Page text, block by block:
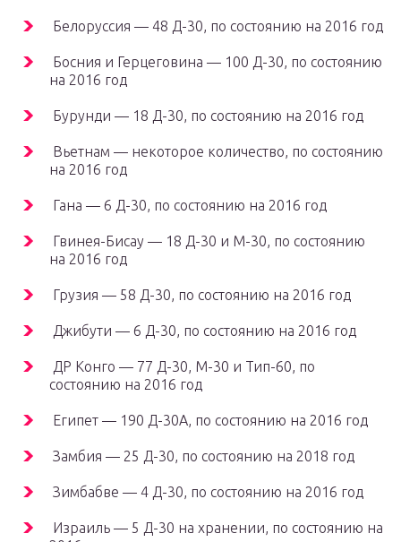
Белоруссия — 48 Д-30, по состоянию на 2016 год
Босния и Герцеговина — 100 Д-30, по состоянию
на 2016 год
Бурунди — 18 Д-30, по состоянию на 2016 год
Вьетнам — некоторое количество, по состоянию
на 2016 год
Гана — 6 Д-30, по состоянию на 2016 год
Гвинея-Бисау — 18 Д-30 и М-30, по состоянию
на 2016 год
Грузия — 58 Д-30, по состоянию на 2016 год
Джибути — 6 Д-30, по состоянию на 2016 год
ДР Конго — 77 Д-30, М-30 и Тип-60, по
состоянию на 2016 год
Египет — 190 Д-30А, по состоянию на 2016 год
Замбия — 25 Д-30, по состоянию на 2018 год
Зимбабве — 4 Д-30, по состоянию на 2016 год
Израиль — 5 Д-30 на хранении, по состоянию на